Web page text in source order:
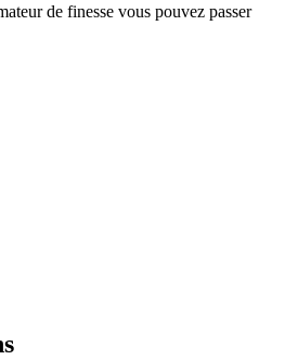
de finesse vous pouvez passer